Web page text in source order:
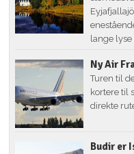
lange
Ny Air
Turen til
kortere til
direkte
Budir er